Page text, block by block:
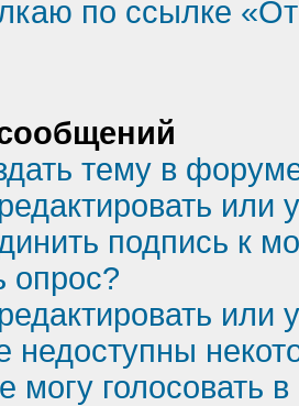
по ссылке
тему в
или
подпись к
опрос?
или
недоступны
могу голосовать